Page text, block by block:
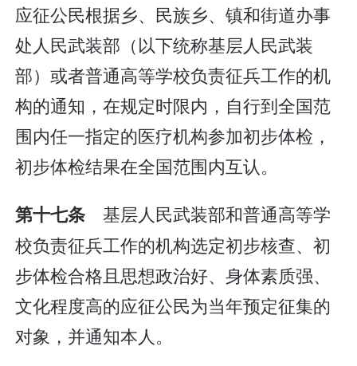
应征公民根据乡、民族乡、镇和街道办事
处人民武装部（以下统称基层人民武装
部）或者普通高等学校负责征兵工作的机
构的通知，在规定时限内，自行到全国范
围内任一指定的医疗机构参加初步体检，
初步体检结果在全国范围内互认。
第十七条 基层人民武装部和普通高等学
校负责征兵工作的机构选定初步核查、初
步体检合格且思想政治好、身体素质强、
文化程度高的应征公民为当年预定征集的
对象，并通知本人。